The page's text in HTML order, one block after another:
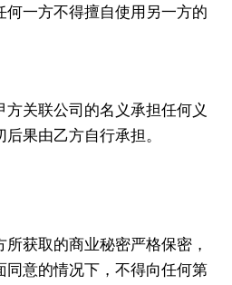
何一方不得擅自使用另一方的
方关联公司的名义承担任何义
果由乙方自行承担。
获取的商业秘密严格保密，
同意的情况下，不得向任何第